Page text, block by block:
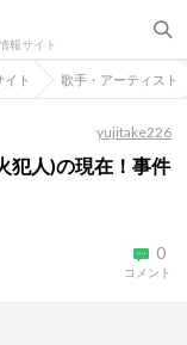
報サイト
ト 歌手・アーティスト
yujitake226
犯人)の現在！事件
0
コメント